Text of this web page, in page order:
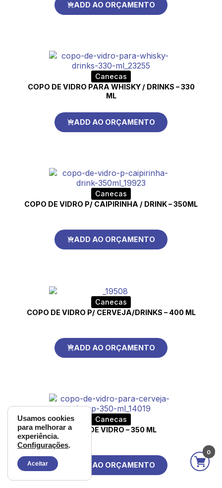
ADD AO ORÇAMENTO
Canecas
COPO DE VIDRO PARA WHISKY / DRINKS – 330
ML
ADD AO ORÇAMENTO
Canecas
COPO DE VIDRO P/ CAIPIRINHA / DRINK – 350ML
ADD AO ORÇAMENTO
Canecas
COPO DE VIDRO P/ CERVEJA/DRINKS – 400 ML
ADD AO ORÇAMENTO
Canecas
COPO DE VIDRO – 350 ML
ADD AO ORÇAMENTO
0
Usamos cookies
para melhorar a
experiência.
Configurações.
Aceitar